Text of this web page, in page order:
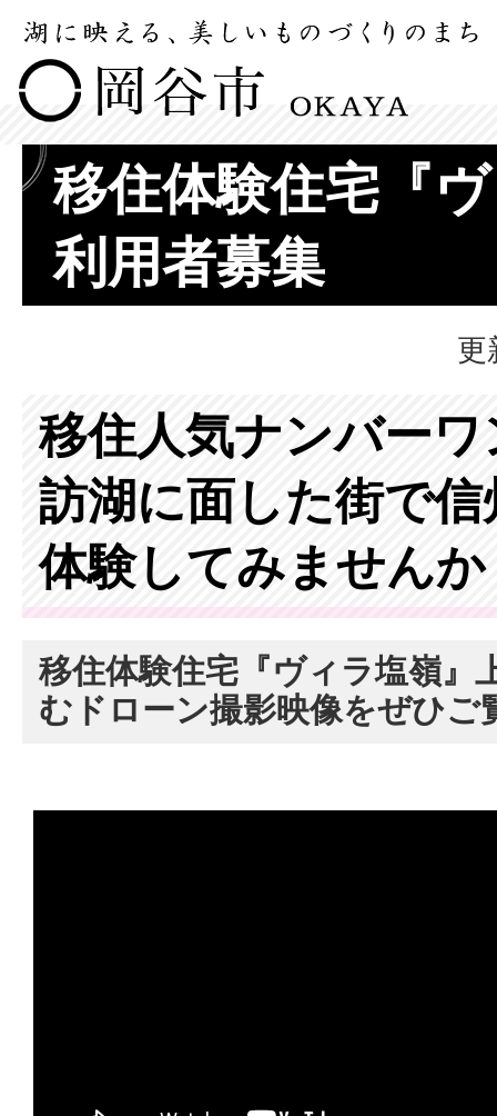
移住体験住宅『
利用者募集
更
移住人気ナンバー
訪湖に面した街で
体験してみませんか
移住体験住宅『ヴィラ塩嶺』
むドローン撮影映像をぜひご